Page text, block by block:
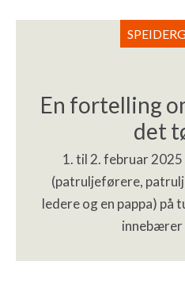
En fortelling
det
1. til 2. februar
(patruljeførere,
ledere og en pappa) på
innebærer